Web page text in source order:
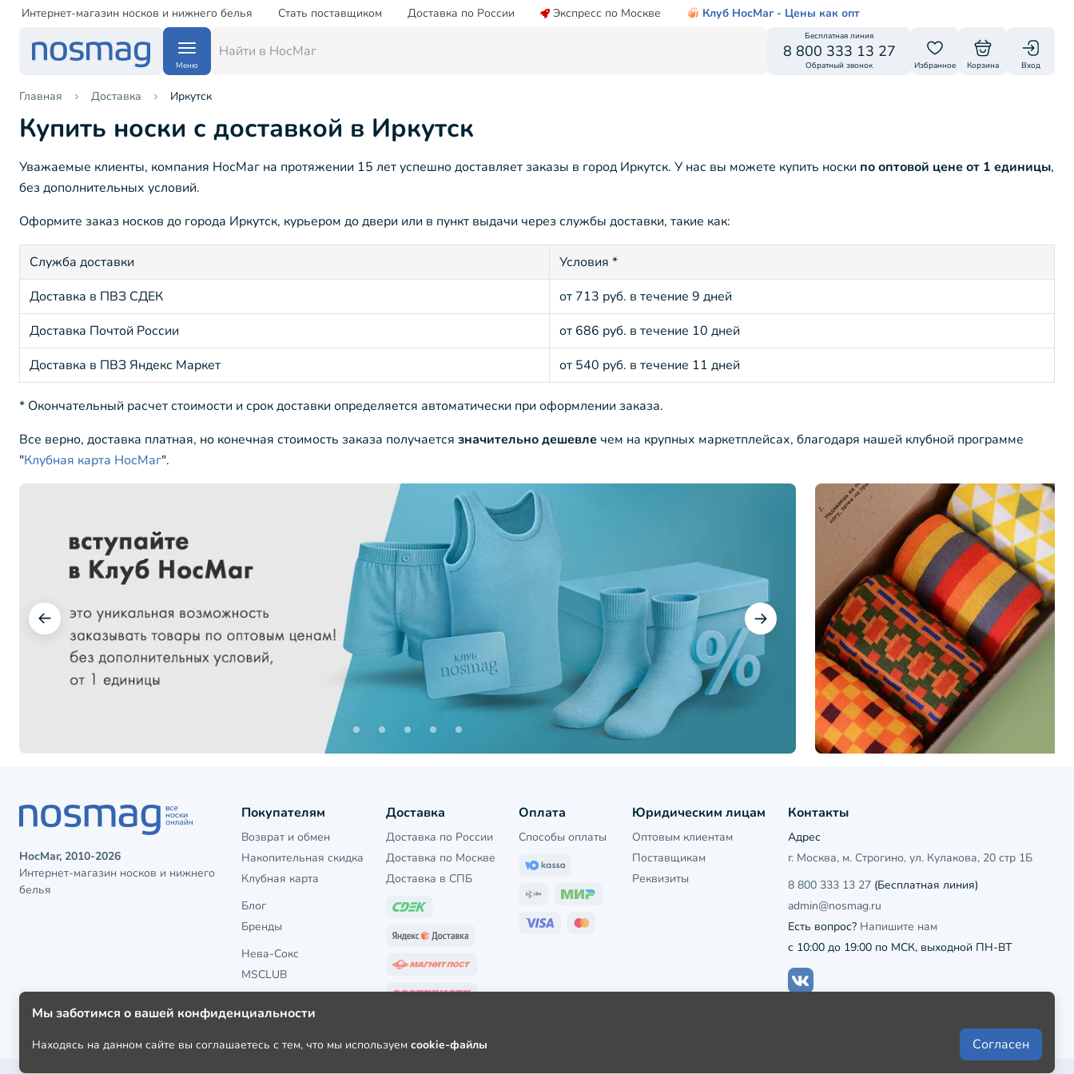
Интернет-магазин носков и нижнего белья Стать поставщиком Доставка по России Экспресс по Москве Клуб НосМаг - Цены как опт
Меню
Бесплатная линия
8 800 333 13 27
Обратный звонок Избранное Корзина Вход
Главная Доставка Иркутск
Купить носки с доставкой в Иркутск
Уважаемые клиенты, компания НосМаг на протяжении 15 лет успешно доставляет заказы в город Иркутск. У нас вы можете купить носки по оптовой цене от 1 единицы,
без дополнительных условий.
Оформите заказ носков до города Иркутск, курьером до двери или в пункт выдачи через службы доставки, такие как:
Служба доставки
Условия *
Доставка в ПВЗ СДЕК
от 713 руб. в течение 9 дней
Доставка Почтой России
от 686 руб. в течение 10 дней
Доставка в ПВЗ Яндекс Маркет
от 540 руб. в течение 11 дней
* Окончательный расчет стоимости и срок доставки определяется автоматически при оформлении заказа.
Все верно, доставка платная, но конечная стоимость заказа получается значительно дешевле чем на крупных маркетплейсах, благодаря нашей клубной программе
"Клубная карта НосМаг".
НосМаг, 2010-2026
Интернет-магазин носков и нижнего
белья
Покупателям
Возврат и обмен
Накопительная скидка
Клубная карта
Блог
Бренды
Нева-Сокс
MSCLUB
Доставка
Доставка по России
Доставка по Москве
Доставка в СПБ
Оплата
Способы оплаты
Юридическим лицам
Оптовым клиентам
Поставщикам
Реквизиты
Контакты
Адрес
г. Москва, м. Строгино, ул. Кулакова, 20 стр 1Б
8 800 333 13 27(Бесплатная линия)
admin@nosmag.ru
Есть вопрос? Напишите нам
с 10:00 до 19:00 по МСК, выходной ПН-ВТ
Мы заботимся о вашей конфиденциальности
Находясь на данном сайте вы соглашаетесь с тем, что мы используем cookie-файлы Согласен